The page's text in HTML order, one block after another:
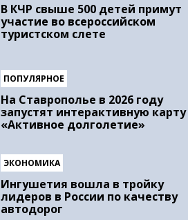
В КЧР свыше 500 детей примут
участие во всероссийском
туристском слете
ПОПУЛЯРНОЕ
На Ставрополье в 2026 году
запустят интерактивную карту
«Активное долголетие»
ЭКОНОМИКА
Ингушетия вошла в тройку
лидеров в России по качеству
автодорог